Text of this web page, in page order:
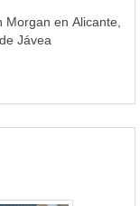
en Alicante,
Jávea